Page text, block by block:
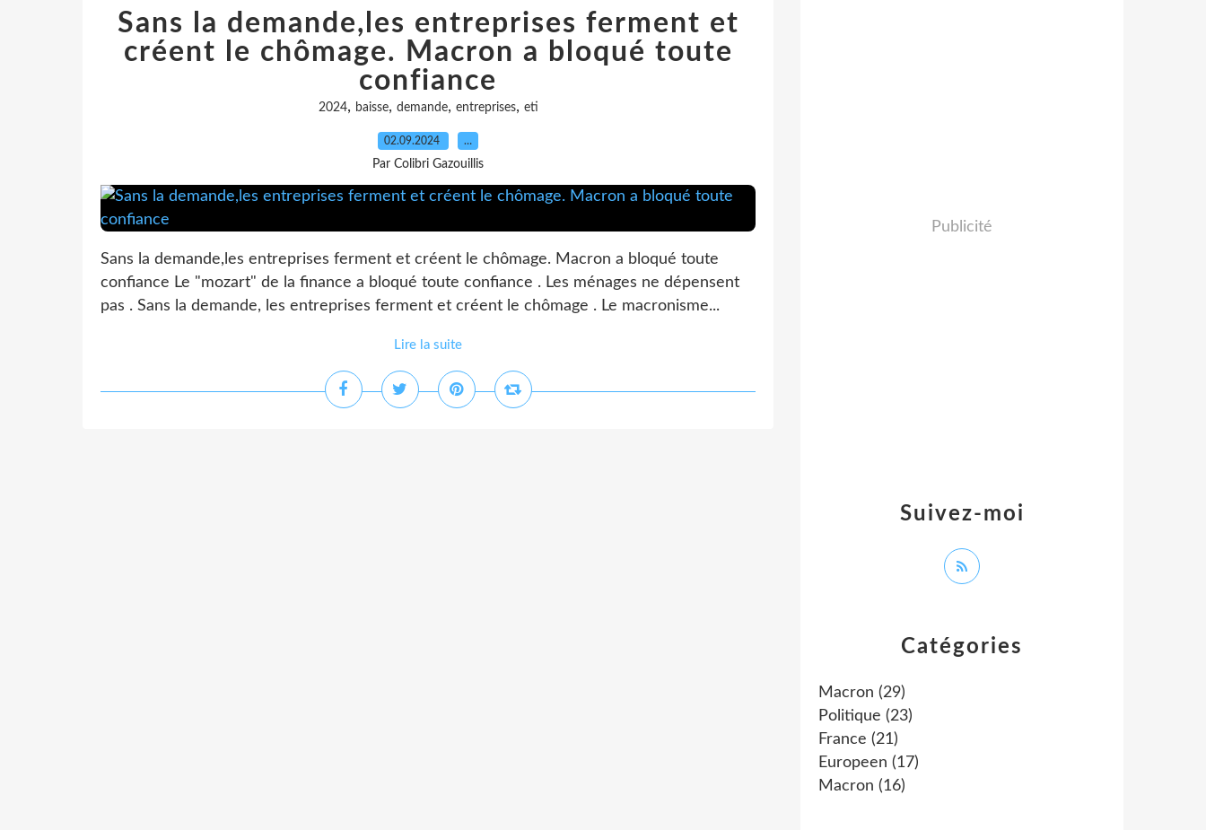
Sans la demande,les entreprises ferment et
créent le chômage. Macron a bloqué toute
confiance
2024, baisse, demande, entreprises, eti
02.09.2024 …
Par Colibri Gazouillis
Sans la demande,les entreprises ferment et créent le chômage. Macron a bloqué toute
confiance Le "mozart" de la finance a bloqué toute confiance . Les ménages ne dépensent
pas . Sans la demande, les entreprises ferment et créent le chômage . Le macronisme...
Lire la suite
Catégories
Macron (29)
Politique (23)
France (21)
Europeen (17)
Macron (16)
Suivez-moi
Publicité